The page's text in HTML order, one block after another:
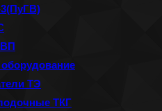
ТЭ
ТКГ